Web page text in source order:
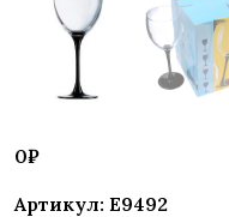
0₽
Артикул: E9492